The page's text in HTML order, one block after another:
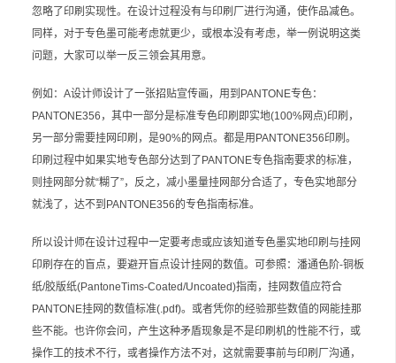
忽略了印刷实现性。在设计过程没有与印刷厂进行沟通，使作品减色。
同样，对于专色墨可能考虑就更少，或根本没有考虑，举一例说明这类
问题，大家可以举一反三领会其用意。
例如：A设计师设计了一张招贴宣传画，用到PANTONE专色：
PANTONE356，其中一部分是标准专色印刷即实地(100%网点)印刷，
另一部分需要挂网印刷，是90%的网点。都是用PANTONE356印刷。
印刷过程中如果实地专色部分达到了PANTONE专色指南要求的标准，
则挂网部分就“糊了”，反之，减小墨量挂网部分合适了，专色实地部分
就浅了，达不到PANTONE356的专色指南标准。
所以设计师在设计过程中一定要考虑或应该知道专色墨实地印刷与挂网
印刷存在的盲点，要避开盲点设计挂网的数值。可参照：潘通色阶-铜板
纸/胶版纸(PantoneTims-Coated/Uncoated)指南，挂网数值应符合
PANTONE挂网的数值标准(.pdf)。或者凭你的经验那些数值的网能挂那
些不能。也许你会问，产生这种矛盾现象是不是印刷机的性能不行，或
操作工的技术不行，或者操作方法不对，这就需要事前与印刷厂沟通，